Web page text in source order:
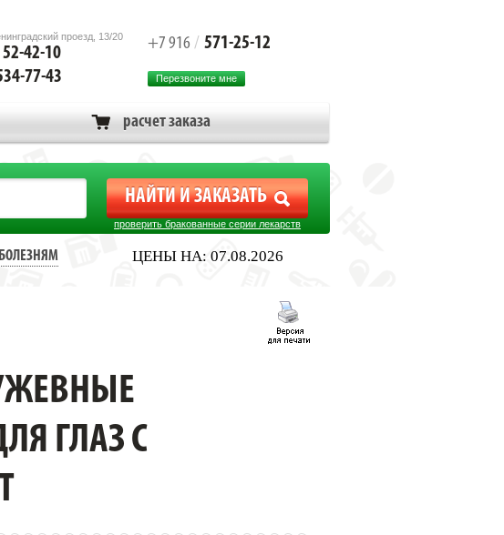
проезд, 13/20
52-42-10
77-43
+7 916 / 571-25-12
Перезвоните мне
расчет заказа
проверить бракованные серии лекарств
ЦЕНЫ НА: 07.08.2026
ГЛАЗ С